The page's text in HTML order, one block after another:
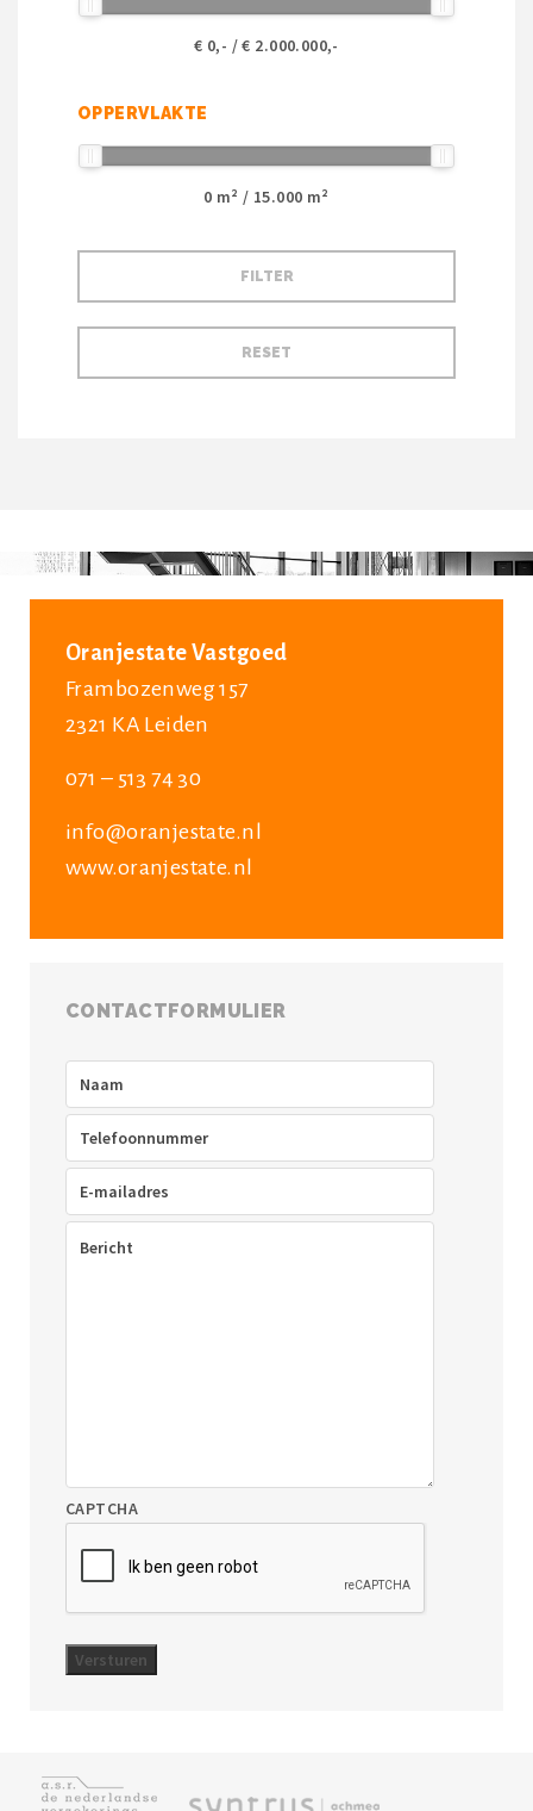
€ 0,- / € 2.000.000,-
OPPERVLAKTE
0 m² / 15.000 m²
Oranjestate Vastgoed
Frambozenweg 157
2321 KA Leiden
071 – 513 74 30
info@oranjestate.nl
www.oranjestate.nl
CONTACTFORMULIER
Telefoon
mailadres(Vereist)
CAPTCHA